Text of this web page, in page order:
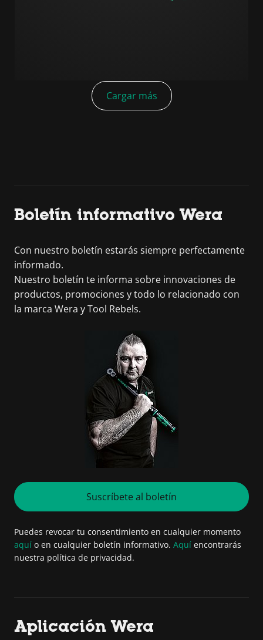
Cargar más
Boletín informativo Wera
Con nuestro boletín estarás siempre perfectamente
informado.
Nuestro boletín te informa sobre innovaciones de
productos, promociones y todo lo relacionado con
la marca Wera y Tool Rebels.
Suscríbete al boletín
Puedes revocar tu consentimiento en cualquier momento
aquí o en cualquier boletín informativo. Aquí encontrarás
nuestra política de privacidad.
Aplicación Wera